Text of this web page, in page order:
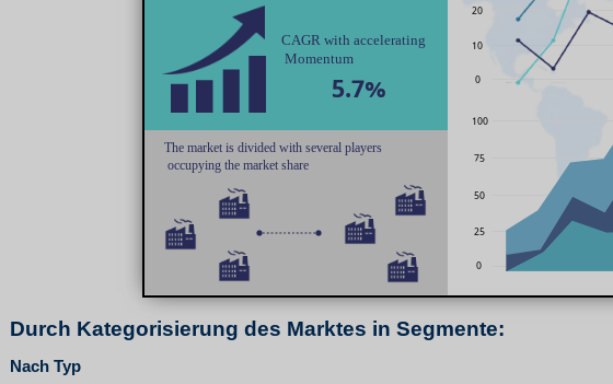
Durch Kategorisierung des Marktes in Segmente:
Nach Typ